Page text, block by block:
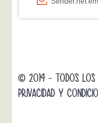
© 2014 - TODOS LOS
PRIVACIDAD Y